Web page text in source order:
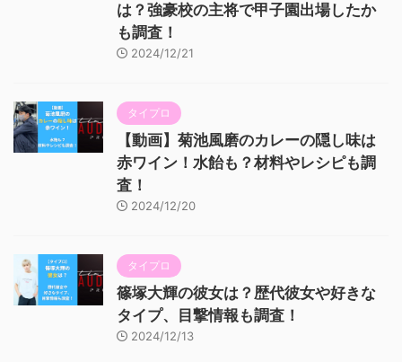
は？強豪校の主将で甲子園出場したか
も調査！
2024/12/21
タイプロ
【動画】菊池風磨のカレーの隠し味は
赤ワイン！水飴も？材料やレシピも調
査！
2024/12/20
タイプロ
篠塚大輝の彼女は？歴代彼女や好きな
タイプ、目撃情報も調査！
2024/12/13